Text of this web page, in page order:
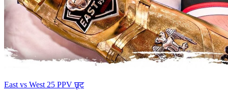
East vs West 25 PPV छूट